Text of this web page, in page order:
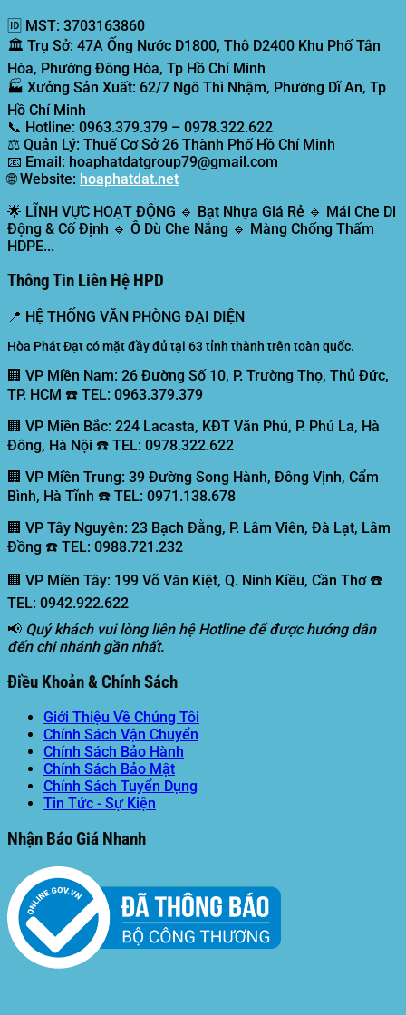
🆔 MST: 3703163860
🏛️ Trụ Sở: 47A Ống Nước D1800, Thô D2400 Khu Phố Tân
Hòa, Phường Đông Hòa, Tp Hồ Chí Minh
🏭 Xưởng Sản Xuất: 62/7 Ngô Thì Nhậm, Phường Dĩ An, Tp
Hồ Chí Minh
📞 Hotline: 0963.379.379 – 0978.322.622
⚖️ Quản Lý: Thuế Cơ Sở 26 Thành Phố Hồ Chí Minh
📧 Email: hoaphatdatgroup79@gmail.com
🌐Website: hoaphatdat.net
🌟 LĨNH VỰC HOẠT ĐỘNG 🔹 Bạt Nhựa Giá Rẻ 🔹 Mái Che Di
Động & Cố Định 🔹 Ô Dù Che Nắng 🔹 Màng Chống Thấm
HDPE...
Thông Tin Liên Hệ HPD
📍 HỆ THỐNG VĂN PHÒNG ĐẠI DIỆN
Hòa Phát Đạt có mặt đầy đủ tại 63 tỉnh thành trên toàn quốc.
🏢 VP Miền Nam: 26 Đường Số 10, P. Trường Thọ, Thủ Đức,
TP. HCM ☎️ TEL: 0963.379.379
🏢 VP Miền Bắc: 224 Lacasta, KĐT Văn Phú, P. Phú La, Hà
Đông, Hà Nội ☎️ TEL: 0978.322.622
🏢 VP Miền Trung: 39 Đường Song Hành, Đông Vịnh, Cẩm
Bình, Hà Tĩnh ☎️ TEL: 0971.138.678
🏢 VP Tây Nguyên: 23 Bạch Đằng, P. Lâm Viên, Đà Lạt, Lâm
Đồng ☎️ TEL: 0988.721.232
🏢 VP Miền Tây: 199 Võ Văn Kiệt, Q. Ninh Kiều, Cần Thơ ☎️
TEL: 0942.922.622
📢 Quý khách vui lòng liên hệ Hotline để được hướng dẫn
đến chi nhánh gần nhất.
Điều Khoản & Chính Sách
Giới Thiệu Về Chúng Tôi
Chính Sách Vận Chuyển
Chính Sách Bảo Hành
Chính Sách Bảo Mật
Chính Sách Tuyển Dụng
Tin Tức - Sự Kiện
Nhận Báo Giá Nhanh